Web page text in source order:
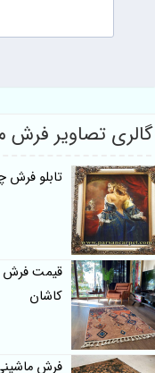
گالری تصاویر فرش
تابلو فرش
قیمت فرش
کاشان
فرش